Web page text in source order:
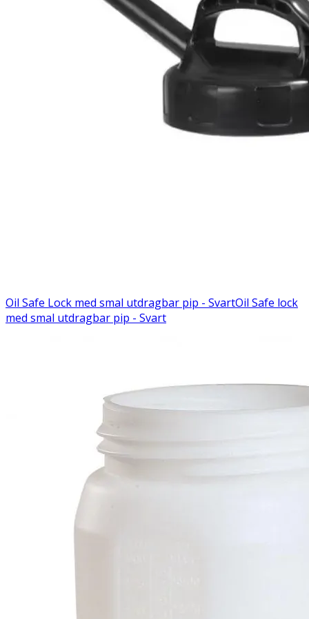
Oil Safe Lock med smal utdragbar pip - SvartOil Safe lock
med smal utdragbar pip - Svart